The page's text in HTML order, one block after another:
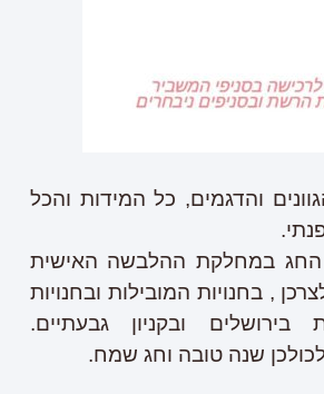
והדגמים, כל המידות והכל
החג במחלקת ההלבשה האישית
, בחנויות המובילות ובחנויות
בירושלים ובקניון גבעתיים.
שנה טובה וחג שמח.